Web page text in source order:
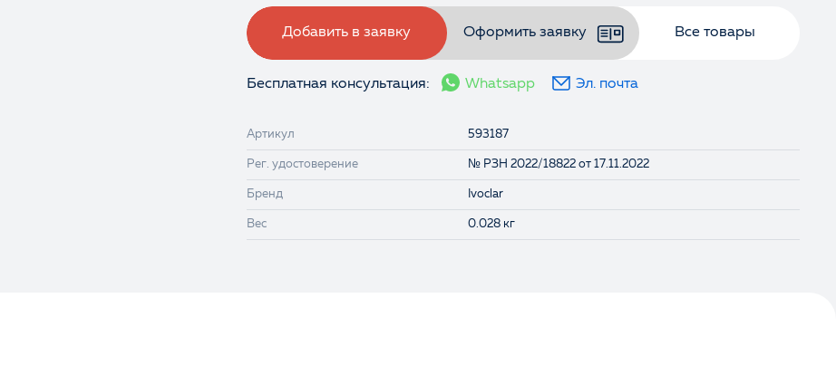
Добавить в заявку Оформить заявку Все товары
Бесплатная консультация: Whatsapp Эл. почта
Артикул 593187
Рег. удостоверение № РЗН 2022/18822 от 17.11.2022
Бренд Ivoclar
Вес 0.028 кг